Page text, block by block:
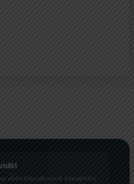
vám oslovit nové zákazníky.